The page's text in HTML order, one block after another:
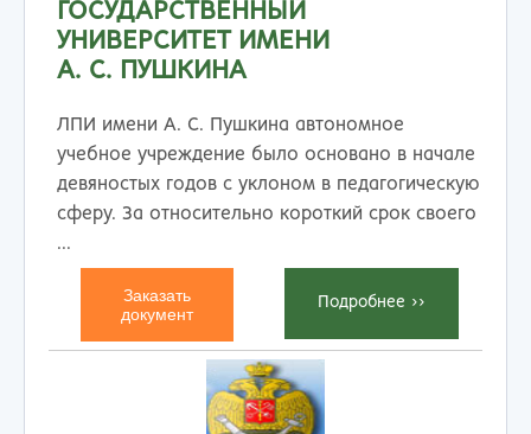
ГОСУДАРСТВЕННЫЙ
УНИВЕРСИТЕТ ИМЕНИ
А. С. ПУШКИНА
ЛПИ имени А. С. Пушкина автономное
учебное учреждение было основано в начале
девяностых годов с уклоном в педагогическую
сферу. За относительно короткий срок своего
...
Заказать
документ
Подробнеe >>